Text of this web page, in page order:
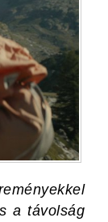
a távolság